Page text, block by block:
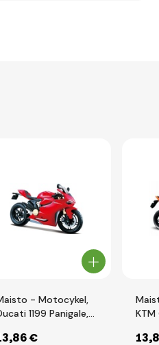
- Motocykel,
1199 Panigale,
,86 €
KTM
13